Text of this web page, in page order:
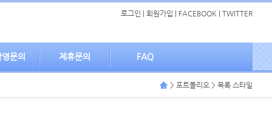
로그인 회원가입 FACEBOOK TWITTER
문의 제휴문의 FAQ
> 포트폴리오 > 목록 스타일